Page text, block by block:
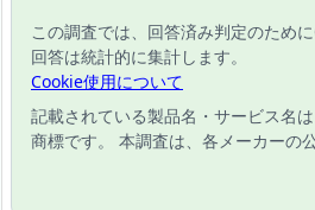
この調査では、回答済み判定のため
回答は統計的に集計します。
Cookie使用について
記載されている製品名・サービス名
商標です。 本調査は、各メーカーの